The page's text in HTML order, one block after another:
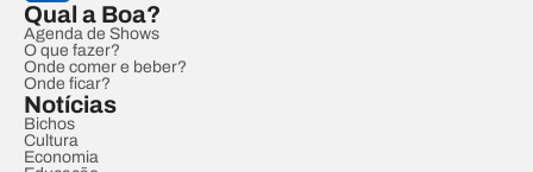
Qual a Boa?
Agenda de Shows
O que fazer?
Onde comer e beber?
Onde ficar?
Notícias
Bichos
Cultura
Economia